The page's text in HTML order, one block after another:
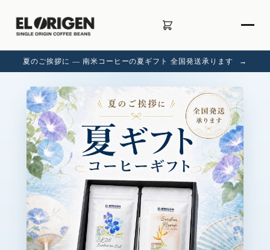
夏のご挨拶に — 南米コーヒーの夏ギフト 全国発送承ります →